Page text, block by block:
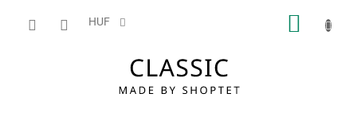
HUF KOSÁR